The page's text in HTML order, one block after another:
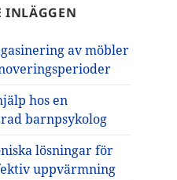
INLÄGGEN
av möbler
hos en
barnpsykolog
lösningar för
uppvärmning